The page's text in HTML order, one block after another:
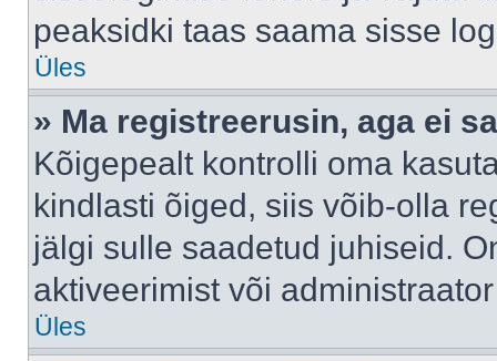
peaksidki taas saama sisse
Üles
» Ma registreerusin, aga ei
Kõigepealt kontrolli oma
kindlasti õiged, siis võib-olla
jälgi sulle saadetud juhiseid.
aktiveerimist või
Üles